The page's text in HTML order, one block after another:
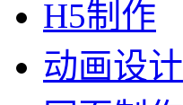
H5制作
动画设计